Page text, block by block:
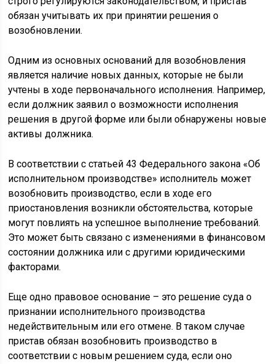
обязан учитывать их при принятии решения о
возобновлении.
Одним из основных оснований для возобновления
является наличие новых данных, которые не были
учтены в ходе первоначального исполнения. Например,
если должник заявил о возможности исполнения
решения в другой форме или были обнаружены новые
активы должника.
В соответствии с статьей 43 Федерального закона «Об
исполнительном производстве» исполнитель может
возобновить производство, если в ходе его
приостановления возникли обстоятельства, которые
могут повлиять на успешное выполнение требований.
Это может быть связано с изменениями в финансовом
состоянии должника или с другими юридическими
факторами.
Еще одно правовое основание – это решение суда о
признании исполнительного производства
недействительным или его отмене. В таком случае
пристав обязан возобновить производство в
соответствии с новым решением суда, если оно